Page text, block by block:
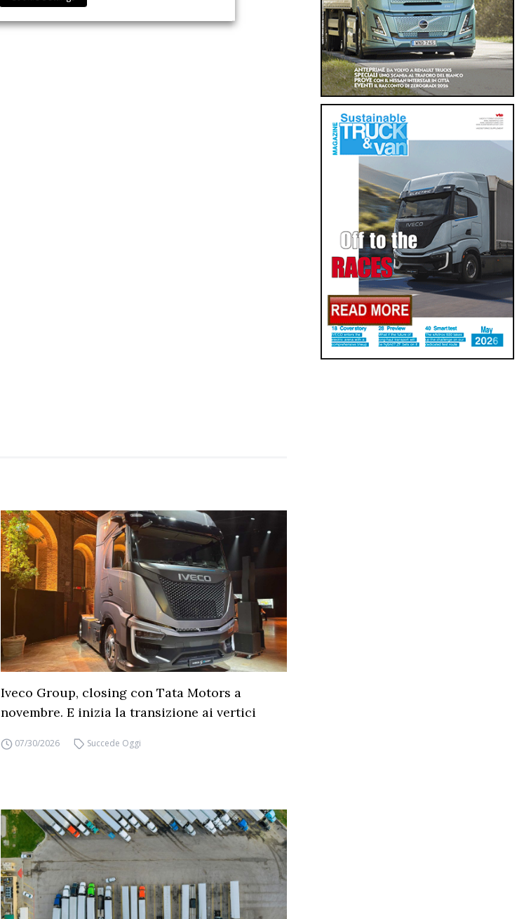
Iveco Group, closing con Tata Motors a
novembre. E inizia la transizione ai vertici
07/30/2026 Succede Oggi